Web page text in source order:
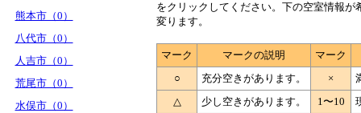
熊本市（0）
八代市（0）
人吉市（0）
荒尾市（0）
水俣市（0）
をクリックしてください。下の空室情報が
変ります。
マーク マークの説明
マーク
○
充分空きがあります。 ×
△
少し空きがあります。 1〜10